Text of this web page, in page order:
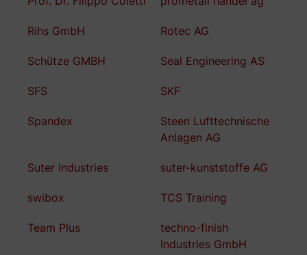
Rihs GmbH Rotec AG
Schütze GMBH Seal Engineering AS
SFS SKF
Spandex
Steen Lufttechnische
Anlagen AG
Suter Industries suter-kunststoffe AG
swibox TCS Training
Team Plus
techno-finish
Industries GmbH